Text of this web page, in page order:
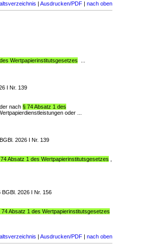
| Ausdrucken/PDF | nach oben
Wertpapierinstitutsgesetzes
I Nr. 139
nach § 74 Absatz 1 des
oder ...
2026 I Nr. 139
Absatz 1 des Wertpapierinstitutsgesetzes
2026 I Nr. 156
74 Absatz 1 des Wertpapierinstitutsgesetzes
| Ausdrucken/PDF | nach oben